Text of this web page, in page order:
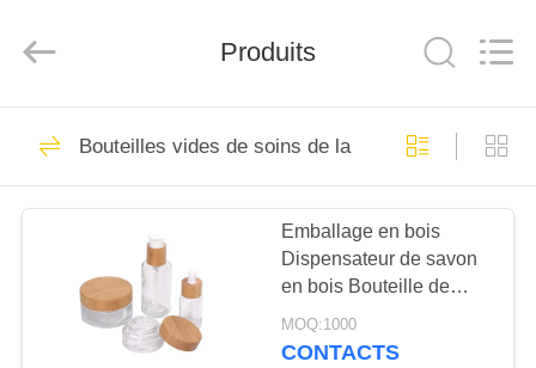
MAISON
PRODUITS
VIDÉOS
Rights
petit pain vide sur
des bouteilles de
parfum
122
Produits
Bouteilles vides de soins de la peau
Emballage en bois
Dispensateur de savon
en bois Bouteille de
lotion en verre Bouteilles
cosmétiques Spray et
MOQ:1000
CONTACTS